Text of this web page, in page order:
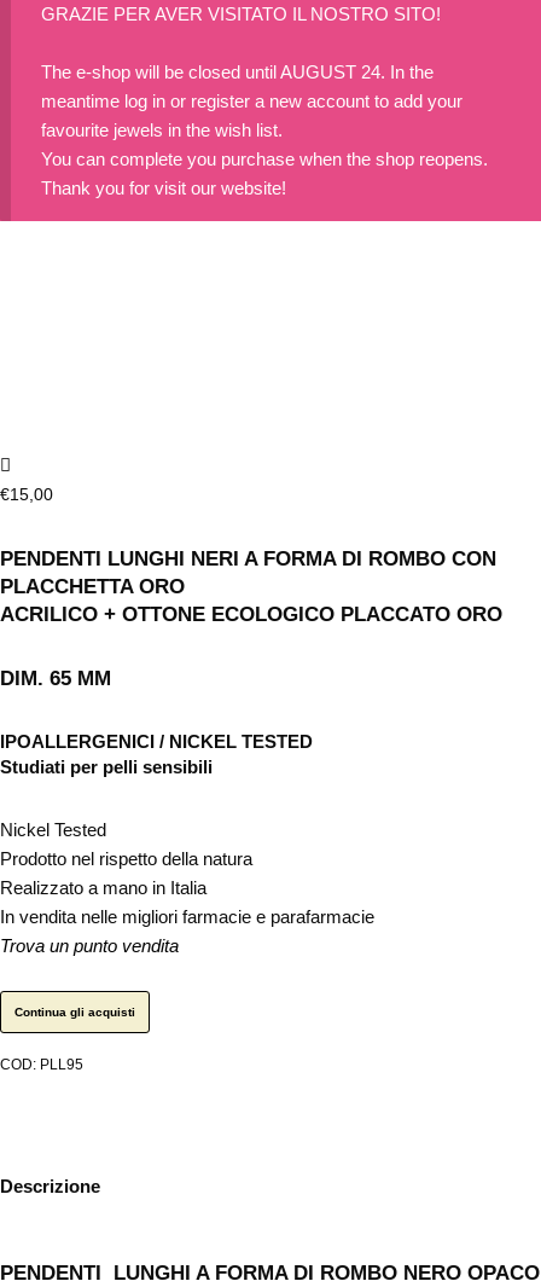
GRAZIE PER AVER VISITATO IL NOSTRO SITO!
The e-shop will be closed until AUGUST 24. In the
meantime log in or register a new account to add your
favourite jewels in the wish list.
You can complete you purchase when the shop reopens.
Thank you for visit our website!
€15,00
PENDENTI LUNGHI NERI A FORMA DI ROMBO CON
PLACCHETTA ORO
ACRILICO + OTTONE ECOLOGICO PLACCATO ORO
DIM. 65 MM
IPOALLERGENICI / NICKEL TESTED
Studiati per pelli sensibili
Nickel Tested
Prodotto nel rispetto della natura
Realizzato a mano in Italia
In vendita nelle migliori farmacie e parafarmacie
Trova un punto vendita
Continua gli acquisti
COD: PLL95
Descrizione
PENDENTI LUNGHI A FORMA DI ROMBO NERO OPACO